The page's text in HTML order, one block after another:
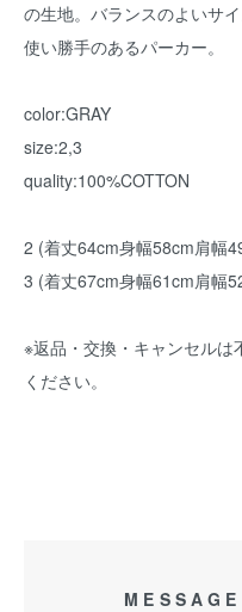
の生地。バランスのよいサ
使い勝手のあるパーカー。
color:GRAY
size:2,3
quality:100%COTTON
2 (着丈64cm身幅58cm肩幅
3 (着丈67cm身幅61cm肩幅
※返品・交換・キャンセル
ください。